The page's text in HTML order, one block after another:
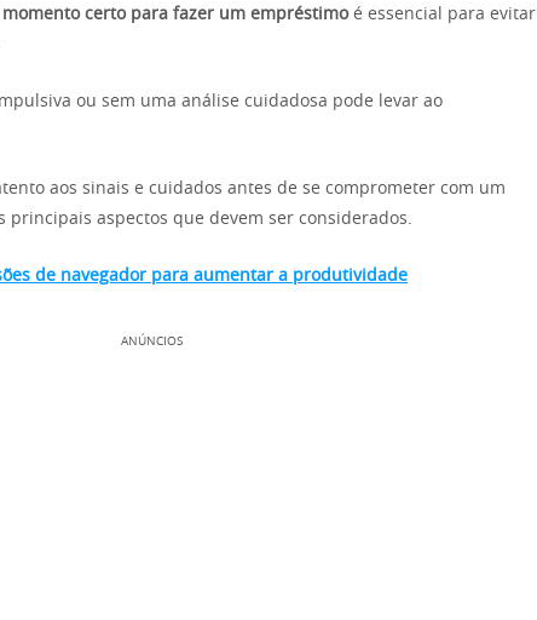
momento certo para fazer um empréstimoé essencial para evitar
ou sem uma análise cuidadosa pode levar ao
aos sinais e cuidados antes de se comprometer com um
principais aspectos que devem ser considerados.
de navegador para aumentar a produtividade
ANÚNCIOS